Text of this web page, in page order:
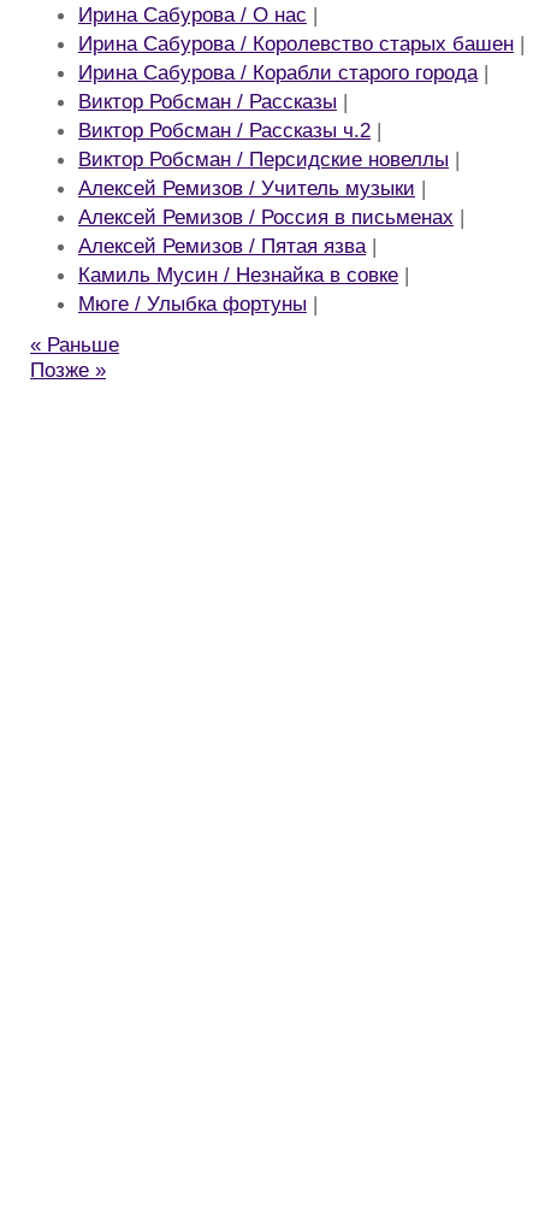
Ирина Сабурова / О нас |
Ирина Сабурова / Королевство старых башен |
Ирина Сабурова / Корабли старого города|
Виктор Робсман / Рассказы |
Виктор Робсман / Рассказы ч.2 |
Виктор Робсман / Персидские новеллы |
Алексей Ремизов / Учитель музыки |
Алексей Ремизов / Россия в письменах |
Алексей Ремизов / Пятая язва|
Камиль Мусин / Незнайка в совке |
Мюге / Улыбка фортуны |
« Раньше
Позже »